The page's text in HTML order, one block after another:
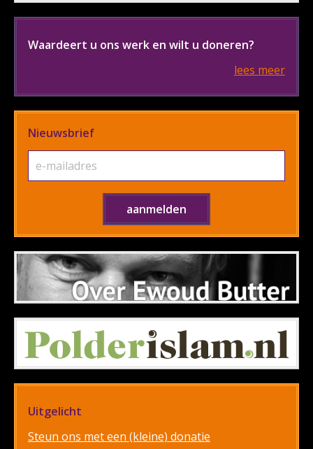
Waardeert u ons werk en wilt u doneren?
lees meer
Nieuwsbrief
Uitgelicht
Steun ons met een (kleine) donatie